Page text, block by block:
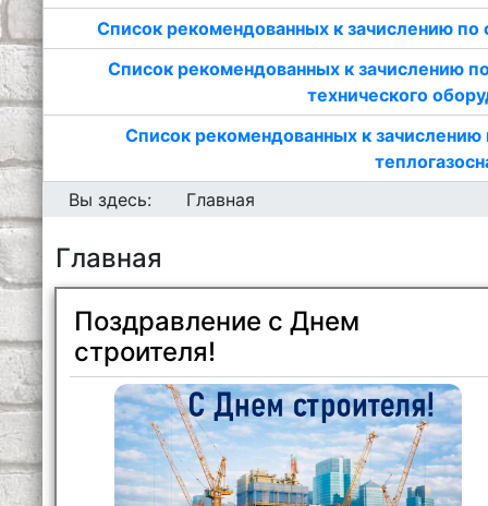
Список рекомендованных к зачислению
Список рекомендованных к зачислению
технического
Список рекомендованных к
Вы здесь:
Главная
Главная
Поздравление с Днем
строителя!